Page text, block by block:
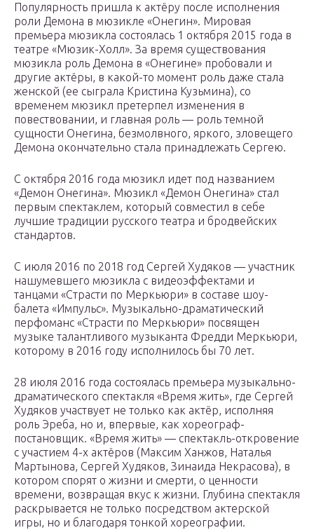
Популярность пришла к актёру после исполнения
роли Демона в мюзикле «Онегин». Мировая
премьера мюзикла состоялась 1 октября 2015 года в
театре «Мюзик-Холл». За время существования
мюзикла роль Демона в «Онегине» пробовали и
другие актёры, в какой-то момент роль даже стала
женской (ее сыграла Кристина Кузьмина), со
временем мюзикл претерпел изменения в
повествовании, и главная роль — роль темной
сущности Онегина, безмолвного, яркого, зловещего
Демона окончательно стала принадлежать Сергею.
С октября 2016 года мюзикл идет под названием
«Демон Онегина». Мюзикл «Демон Онегина» стал
первым спектаклем, который совмеcтил в себе
лучшие традиции русского театра и бродвейских
стандартов.
С июля 2016 по 2018 год Сергей Худяков — участник
нашумевшего мюзикла с видеоэффектами и
танцами «Страсти по Меркьюри» в составе шоу-
балета «Импульс». Музыкально-драматический
перфоманс «Страсти по Меркьюри» посвящен
музыке талантливого музыканта Фредди Меркьюри,
которому в 2016 году исполнилось бы 70 лет.
28 июля 2016 года состоялась премьера музыкально-
драматического спектакля «Время жить», где Сергей
Худяков участвует не только как актёр, исполняя
роль Эреба, но и, впервые, как хореограф-
постановщик. «Время жить» — спектакль-откровение
с участием 4-х актёров (Максим Ханжов, Наталья
Мартынова, Сергей Худяков, Зинаида Некрасова), в
котором спорят о жизни и смерти, о ценности
времени, возвращая вкус к жизни. Глубина спектакля
раскрывается не только посредством актерской
игры, но и благодаря тонкой хореографии.